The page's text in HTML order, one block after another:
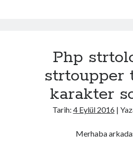
Php
strtoupper
karakter
Tarih: 4 Eylül 2016|
Merhaba